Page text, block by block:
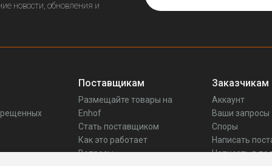
новости, обновления и
Поставщикам
Размещайте товары на
Enhof
Стать поставщиком
Как это работает
Вопросы
Заказчикам
Аккаунт
Ваши запросы
Споры
Написать
Написать в